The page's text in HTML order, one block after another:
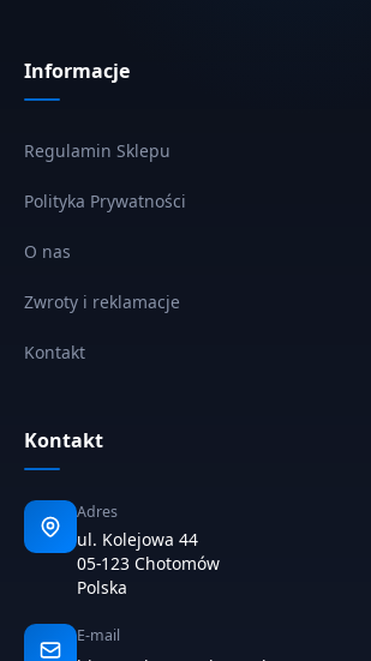
Informacje
Regulamin Sklepu
Polityka Prywatności
O nas
Zwroty i reklamacje
Kontakt
Kontakt
Adres
ul. Kolejowa 44
05-123 Chotomów
Polska
E-mail